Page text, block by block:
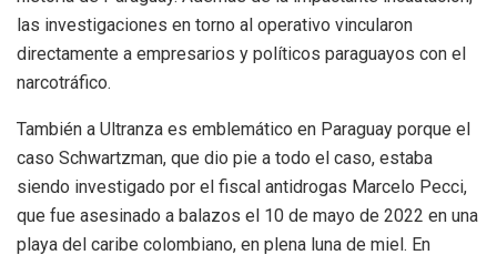
las investigaciones en torno al operativo vincularon
directamente a empresarios y políticos paraguayos con el
narcotráfico.
También a Ultranza es emblemático en Paraguay porque el
caso Schwartzman, que dio pie a todo el caso, estaba
siendo investigado por el fiscal antidrogas Marcelo Pecci,
que fue asesinado a balazos el 10 de mayo de 2022 en una
playa del caribe colombiano, en plena luna de miel. En